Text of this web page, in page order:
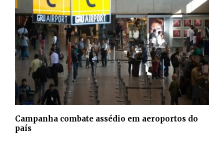
Campanha combate assédio em aeroportos do
país